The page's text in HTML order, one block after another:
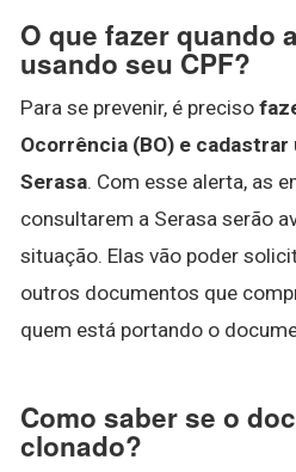
O que fazer quando
usando seu CPF?
Para se prevenir, é preciso
Ocorrência (BO) e
Serasa. Com esse alerta, as
consultarem a Serasa serão
situação. Elas vão poder
outros documentos que
quem está portando o
Como saber se o
clonado?